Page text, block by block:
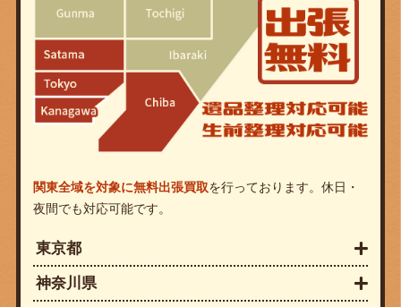
関東全域を対象に無料出張買取を行っております。休日・
夜間でも対応可能です。
東京都
神奈川県